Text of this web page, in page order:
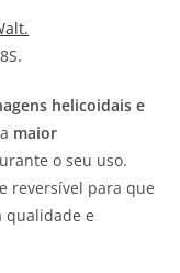
helicoidais e
maior
o seu uso.
reversível para que
qualidade e